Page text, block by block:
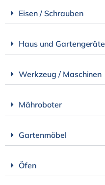
Eisen / Schrauben
Haus und Gartengeräte
Werkzeug / Maschinen
Mähroboter
Gartenmöbel
Öfen